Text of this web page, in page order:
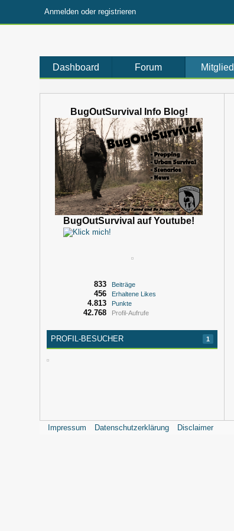
Anmelden oder registrieren
Dashboard Forum
BugOutSurvival Info Blog!
BugOutSurvival auf Youtube!
Beiträge
833
Erhaltene Likes
456
Punkte
4.813
Profil-Aufrufe
42.768
PROFIL-BESUCHER 1
Impressum Datenschutzerklärung Disclaimer